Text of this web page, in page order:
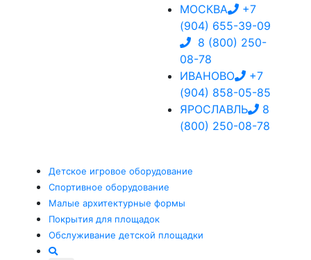
МОСКВА
+7
(904) 655-39-09
8 (800) 250-
08-78
ИВАНОВО
+7
(904) 858-05-85
ЯРОСЛАВЛЬ
8
(800) 250-08-78
Детское игровое оборудование
Спортивное оборудование
Малые архитектурные формы
Покрытия для площадок
Обслуживание детской площадки